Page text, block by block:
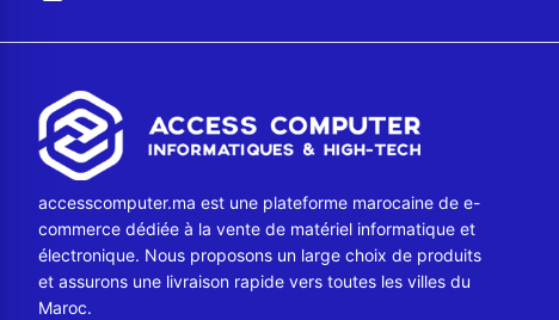
accesscomputer.ma est une plateforme marocaine de e-
commerce dédiée à la vente de matériel informatique et
électronique. Nous proposons un large choix de produits
et assurons une livraison rapide vers toutes les villes du
Maroc.